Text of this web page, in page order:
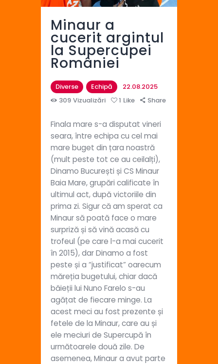
Minaur a
cucerit argintul
la Supercupei
României
Diverse Echipă
22.08.2025
309 Vizualizări 1 Like Share
Finala mare s-a disputat vineri
seara, între echipa cu cel mai
mare buget din țara noastră
(mult peste tot ce au ceilalți),
Dinamo București și CS Minaur
Baia Mare, grupări calificate în
ultimul act, după victoriile din
prima zi. Sigur că am sperat ca
Minaur să poată face o mare
surpriză și să vină acasă cu
trofeul (pe care l-a mai cucerit
în 2015), dar Dinamo a fost
peste și a “justificat” oarecum
măreția bugetului, chiar dacă
băieții lui Nuno Farelo s-au
agățat de fiecare minge. La
acest meci au fost prezente și
fetele de la Minaur, care au și
ele meciuri de Supercupă în
următoarele două zile. De
asemenea, Minaur a avut parte